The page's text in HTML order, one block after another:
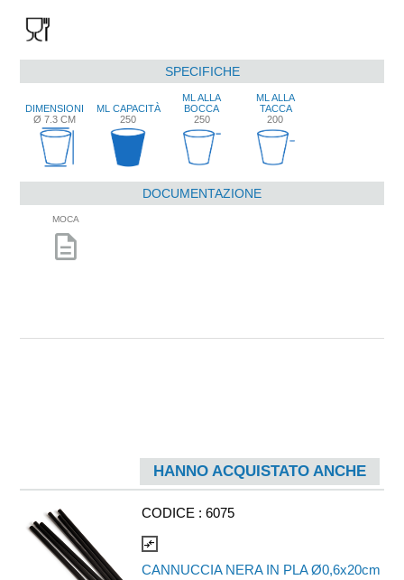
SPECIFICHE
DIMENSIONI
Ø 7.3 CM
ML CAPACITÀ
250
ML ALLA
BOCCA
250
ML ALLA
TACCA
200
DOCUMENTAZIONE
MOCA
description
HANNO ACQUISTATO ANCHE
CODICE : 6075
compare_arrows
CANNUCCIA NERA IN PLA Ø0,6x20cm